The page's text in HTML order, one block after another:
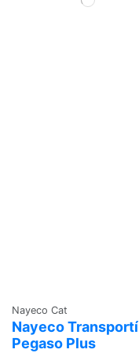
Nayeco Cat
Nayeco Transportí
Pegaso Plus